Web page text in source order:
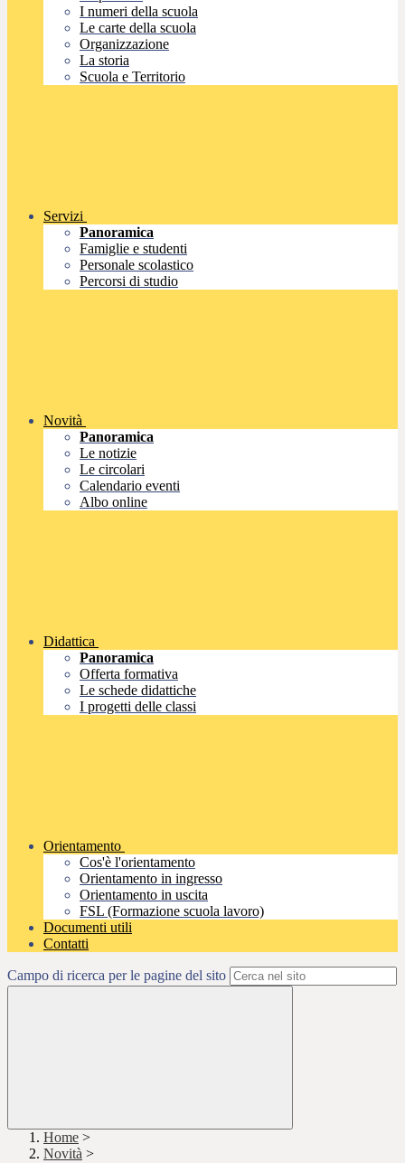
I numeri della scuola
Le carte della scuola
Organizzazione
La storia
Scuola e Territorio
Servizi
Panoramica
Famiglie e studenti
Personale scolastico
Percorsi di studio
Novità
Panoramica
Le notizie
Le circolari
Calendario eventi
Albo online
Didattica
Panoramica
Offerta formativa
Le schede didattiche
I progetti delle classi
Orientamento
Cos'è l'orientamento
Orientamento in ingresso
Orientamento in uscita
FSL (Formazione scuola lavoro)
Documenti utili
Contatti
Campo di ricerca per le pagine del sito
Home >
Novità >